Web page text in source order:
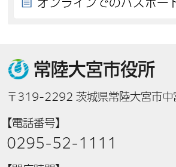
オンラインでのパスポー
常陸大宮市役所
〒319-2292 茨城県常陸大宮市
【電話番号】
0295-52-1111